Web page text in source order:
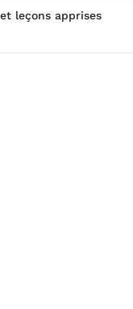
leçons apprises